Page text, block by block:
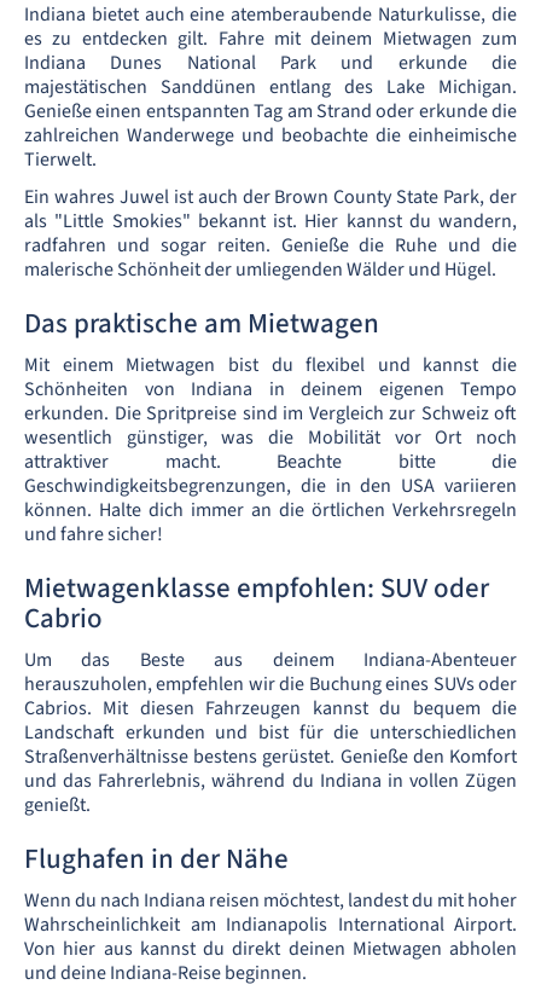
Indiana bietet auch eine atemberaubende Naturkulisse, die
es zu entdecken gilt. Fahre mit deinem Mietwagen zum
Indiana Dunes National Park und erkunde die
majestätischen Sanddünen entlang des Lake Michigan.
Genieße einen entspannten Tag am Strand oder erkunde die
zahlreichen Wanderwege und beobachte die einheimische
Tierwelt.
Ein wahres Juwel ist auch der Brown County State Park, der
als "Little Smokies" bekannt ist. Hier kannst du wandern,
radfahren und sogar reiten. Genieße die Ruhe und die
malerische Schönheit der umliegenden Wälder und Hügel.
Das praktische am Mietwagen
Mit einem Mietwagen bist du flexibel und kannst die
Schönheiten von Indiana in deinem eigenen Tempo
erkunden. Die Spritpreise sind im Vergleich zur Schweiz oft
wesentlich günstiger, was die Mobilität vor Ort noch
attraktiver macht. Beachte bitte die
Geschwindigkeitsbegrenzungen, die in den USA variieren
können. Halte dich immer an die örtlichen Verkehrsregeln
und fahre sicher!
Mietwagenklasse empfohlen: SUV oder
Cabrio
Um das Beste aus deinem Indiana-Abenteuer
herauszuholen, empfehlen wir die Buchung eines SUVs oder
Cabrios. Mit diesen Fahrzeugen kannst du bequem die
Landschaft erkunden und bist für die unterschiedlichen
Straßenverhältnisse bestens gerüstet. Genieße den Komfort
und das Fahrerlebnis, während du Indiana in vollen Zügen
genießt.
Flughafen in der Nähe
Wenn du nach Indiana reisen möchtest, landest du mit hoher
Wahrscheinlichkeit am Indianapolis International Airport.
Von hier aus kannst du direkt deinen Mietwagen abholen
und deine Indiana-Reise beginnen.